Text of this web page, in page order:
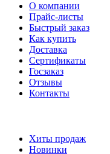
О компании
Прайс-листы
Быстрый заказ
Как купить
Доставка
Сертификаты
Госзаказ
Отзывы
Контакты
Хиты продаж
Новинки